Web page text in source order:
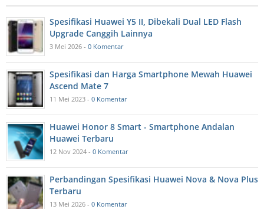
Spesifikasi Huawei Y5 II, Dibekali Dual LED Flash
Upgrade Canggih Lainnya
3 Mei 2026 - 0 Komentar
Spesifikasi dan Harga Smartphone Mewah Huawei
Ascend Mate 7
11 Mei 2023 - 0 Komentar
Huawei Honor 8 Smart - Smartphone Andalan
Huawei Terbaru
12 Nov 2024 - 0 Komentar
Perbandingan Spesifikasi Huawei Nova & Nova Plus
Terbaru
13 Mei 2026 - 0 Komentar